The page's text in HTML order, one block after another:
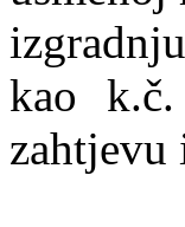
kao
zahtjevu